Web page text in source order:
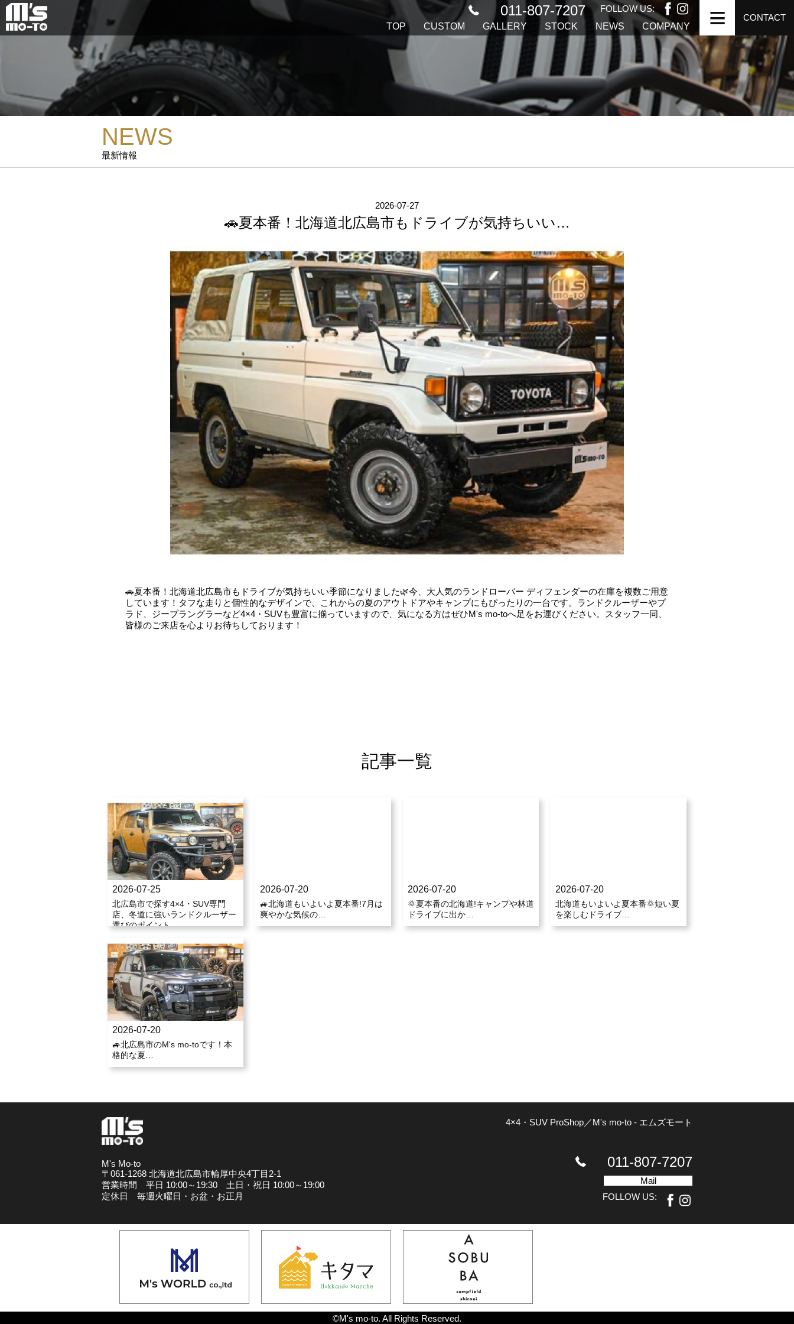
FOLLOW US:
011-807-7207
COMPANY
NEWS
STOCK
GALLERY
CUSTOM
TOP
CONTACT
NEWS
最新情報
2026-07-27
🚗夏本番！北海道北広島市もドライブが気持ちいい…
🚗夏本番！北海道北広島市もドライブが気持ちいい季節になりました🌿今、大人気のランドローバー ディフェンダーの在庫を複数ご用意
しています！タフな走りと個性的なデザインで、これからの夏のアウトドアやキャンプにもぴったりの一台です。ランドクルーザーやプ
ラド、ジープラングラーなど4×4・SUVも豊富に揃っていますので、気になる方はぜひM's mo-toへ足をお運びください。スタッフ一同、
皆様のご来店を心よりお待ちしております！
記事一覧
2026-07-25
北広島市で探す4×4・SUV専門
店、冬道に強いランドクルーザー
選びのポイント
2026-07-20
🚙北海道もいよいよ夏本番!7月は
爽やかな気候の…
2026-07-20
🌞夏本番の北海道!キャンプや林道
ドライブに出か…
2026-07-20
北海道もいよいよ夏本番🌞短い夏
を楽しむドライブ…
2026-07-20
🚙北広島市のM's mo-toです！本
格的な夏…
M's Mo-to
〒061-1268 北海道北広島市輪厚中央4丁目2-1
営業時間 平日 10:00～19:30 土日・祝日 10:00～19:00
定休日 毎週火曜日・お盆・お正月
4×4・SUV ProShop／M's mo-to - エムズモート
011-807-7207
Mail
FOLLOW US:
©M's mo-to. All Rights Reserved.